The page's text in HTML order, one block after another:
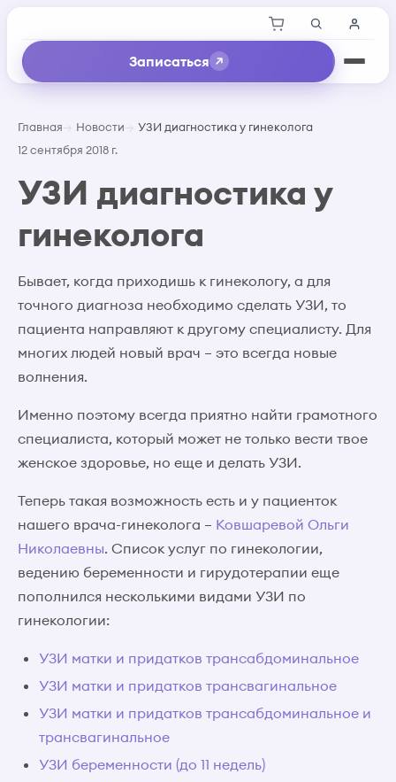
Записаться
Главная Новости
УЗИ диагностика у гинеколога
12 сентября 2018 г.
УЗИ диагностика у
гинеколога
Бывает, когда приходишь к гинекологу, а для
точного диагноза необходимо сделать УЗИ, то
пациента направляют к другому специалисту. Для
многих людей новый врач – это всегда новые
волнения.
Именно поэтому всегда приятно найти грамотного
специалиста, который может не только вести твое
женское здоровье, но еще и делать УЗИ.
Теперь такая возможность есть и у пациенток
нашего врача-гинеколога – Ковшаревой Ольги
Николаевны. Список услуг по гинекологии,
ведению беременности и гирудотерапии еще
пополнился несколькими видами УЗИ по
гинекологии:
УЗИ матки и придатков трансабдоминальное
УЗИ матки и придатков трансвагинальное
УЗИ матки и придатков трансабдоминальное и
трансвагинальное
УЗИ беременности (до 11 недель)